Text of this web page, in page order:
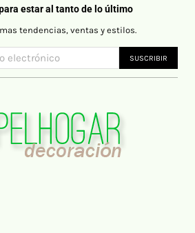
estar al tanto de lo último
tendencias, ventas y estilos.
SUSCRIBIR